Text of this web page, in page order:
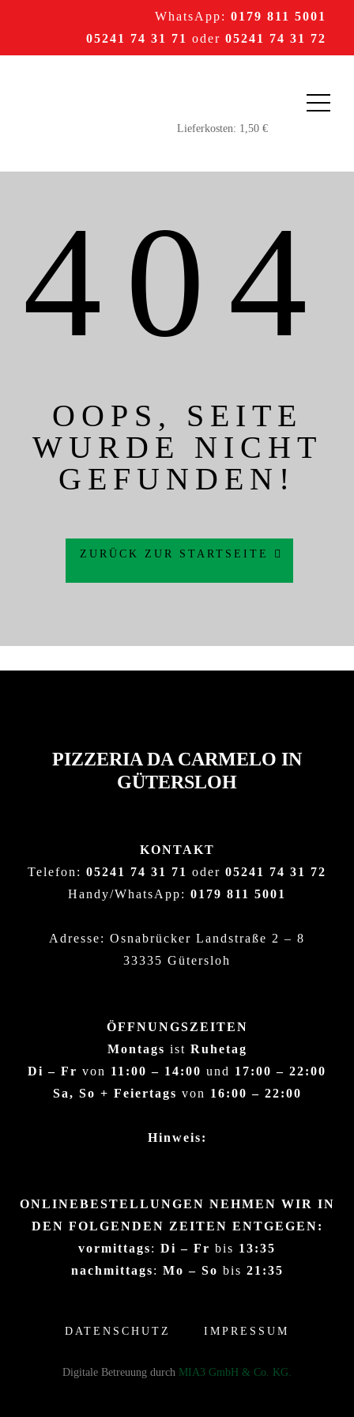
WhatsApp: 0179 811 5001
05241 74 31 71 oder 05241 74 31 72
404
OOPS, SEITE
WURDE NICHT
GEFUNDEN!
ZURÜCK ZUR STARTSEITE
PIZZERIA DA CARMELO IN
GÜTERSLOH
KONTAKT
Telefon: 05241 74 31 71 oder 05241 74 31 72
Handy/WhatsApp: 0179 811 5001
Adresse: Osnabrücker Landstraße 2 – 8
33335 Gütersloh
ÖFFNUNGSZEITEN
Montags ist Ruhetag
Di – Fr von 11:00 – 14:00 und 17:00 – 22:00
Sa, So + Feiertags von 16:00 – 22:00
Hinweis:
ONLINEBESTELLUNGEN NEHMEN WIR IN
DEN FOLGENDEN ZEITEN ENTGEGEN:
vormittags: Di – Fr bis 13:35
nachmittags: Mo – So bis 21:35
DATENSCHUTZ IMPRESSUM
Digitale Betreuung durch MIA3 GmbH & Co. KG.